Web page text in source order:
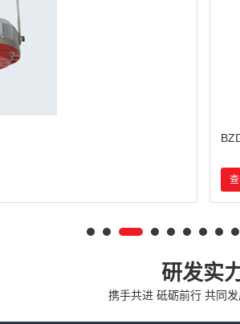
研发实
携手共进 砥砺前行 共同